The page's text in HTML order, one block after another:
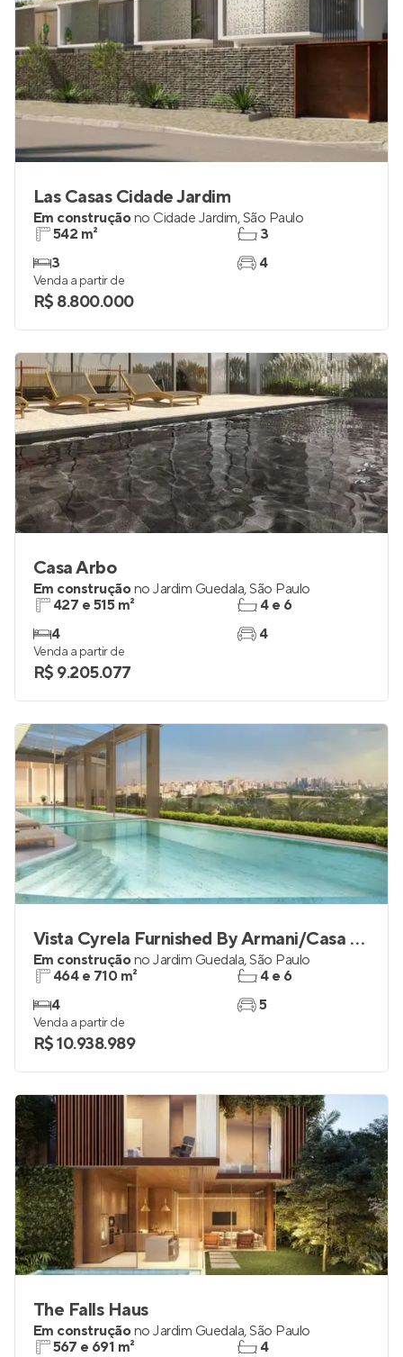
Las Casas Cidade Jardim
Em construçãono Cidade Jardim,São Paulo
542 m²
3
3
4
Venda a partir de
R$ 8.800.000
Casa Arbo
Em construçãono Jardim Guedala,São Paulo
427 e 515 m²
4
4 e 6
4
Venda a partir de
R$ 9.205.077
Vista Cyrela Furnished By Armani/Casa - Milano
Em construçãono Jardim Guedala,São Paulo
464 e 710 m²
4
4 e 6
5
Venda a partir de
R$ 10.938.989
The Falls Haus
Em construçãono Jardim Guedala,São Paulo
567 e 691 m²
4